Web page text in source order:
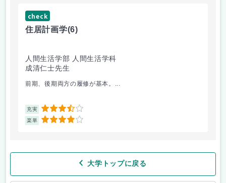
check
住居計画学(6)
人間生活学部 人間生活学科
成清仁士先生
前期、後期両方の履修が基本。...
充実 3.5
楽単 4
大学トップに戻る